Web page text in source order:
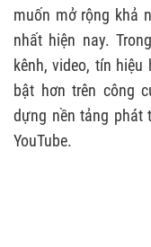
muốn mở rộng khả
nhất hiện nay.
kênh, video, tín
bật hơn trên công
dựng nền tảng phát
YouTube.